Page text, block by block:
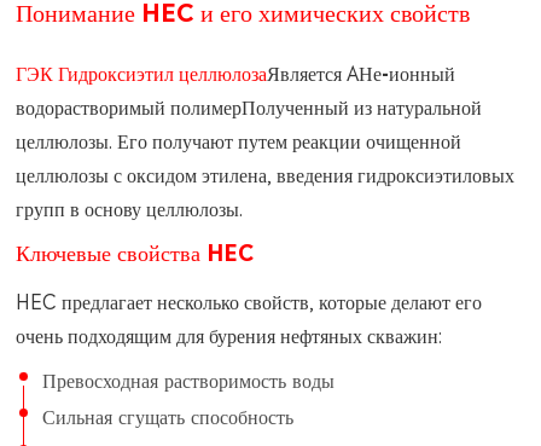
Понимание HEC и его химических свойств
ГЭК Гидроксиэтил целлюлозаЯвляется AНе-ионный
водорастворимый полимерПолученный из натуральной
целлюлозы. Его получают путем реакции очищенной
целлюлозы с оксидом этилена, введения гидроксиэтиловых
групп в основу целлюлозы.
Ключевые свойства HEC
HEC предлагает несколько свойств, которые делают его
очень подходящим для бурения нефтяных скважин:
Превосходная растворимость воды
Сильная сгущать способность